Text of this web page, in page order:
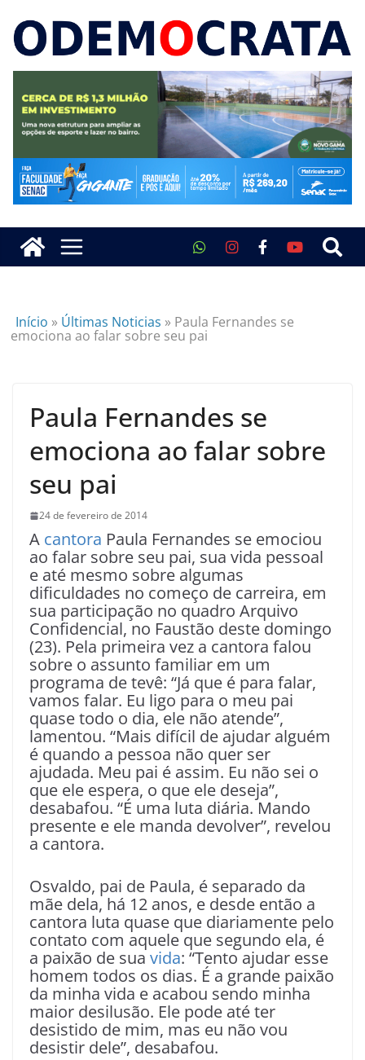
Início » Últimas Noticias » Paula Fernandes se
emociona ao falar sobre seu pai
Paula Fernandes se
emociona ao falar sobre
seu pai
24 de fevereiro de 2014
A cantora Paula Fernandes se emociou
ao falar sobre seu pai, sua vida pessoal
e até mesmo sobre algumas
dificuldades no começo de carreira, em
sua participação no quadro Arquivo
Confidencial, no Faustão deste domingo
(23). Pela primeira vez a cantora falou
sobre o assunto familiar em um
programa de tevê: “Já que é para falar,
vamos falar. Eu ligo para o meu pai
quase todo o dia, ele não atende”,
lamentou. “Mais difícil de ajudar alguém
é quando a pessoa não quer ser
ajudada. Meu pai é assim. Eu não sei o
que ele espera, o que ele deseja”,
desabafou. “É uma luta diária. Mando
presente e ele manda devolver”, revelou
a cantora.
Osvaldo, pai de Paula, é separado da
mãe dela, há 12 anos, e desde então a
cantora luta quase que diariamente pelo
contato com aquele que segundo ela, é
a paixão de sua vida: “Tento ajudar esse
homem todos os dias. É a grande paixão
da minha vida e acabou sendo minha
maior desilusão. Ele pode até ter
desistido de mim, mas eu não vou
desistir dele”, desabafou.